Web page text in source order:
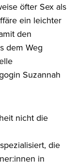
öfter Sex als
ein leichter
den
dem Weg
Suzannah
nicht die
die
in